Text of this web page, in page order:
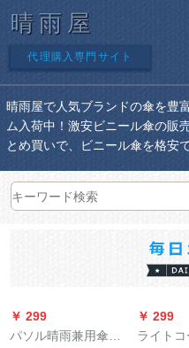
晴雨屋
代理購入専門サイト
晴雨屋で人気ブランドの傘を豊
ム入荷中！激安ビニール傘の販
とめ買いで、ビニール傘を格安
￥ 299
パソル晴雨兼用傘三
￥ 299
ライト